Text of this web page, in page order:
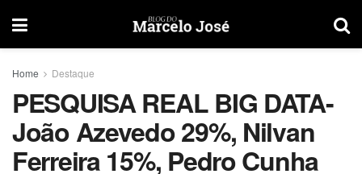
Home Destaque
PESQUISA REAL BIG DATA-
João Azevedo 29%, Nilvan
Ferreira 15%, Pedro Cunha